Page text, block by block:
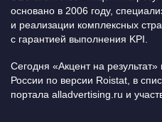
основано в 2006 году,
и реализации комплексных
с гарантией выполнения KPI.
Сегодня «Акцент на
России по версии Roistat, в
портала alladvertising.ru и